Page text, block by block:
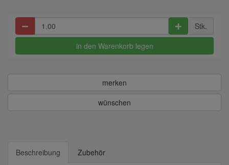
Stk.
in den Warenkorb legen
merken
wünschen
Beschreibung Zubehör